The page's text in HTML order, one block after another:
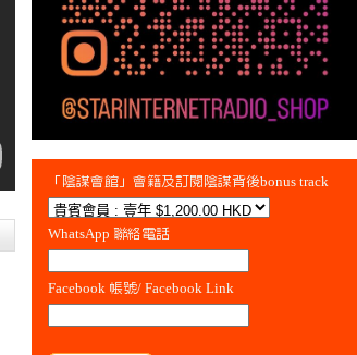
「陰謀會館」會籍及訂閱陰謀背後bonus track
WhatsApp 聯絡電話
Facebook 帳號/ Facebook Link